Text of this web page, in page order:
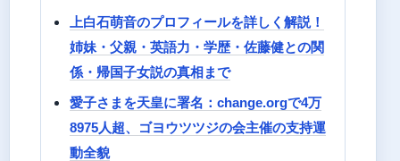
上白石萌音のプロフィールを詳しく解説！
姉妹・父親・英語力・学歴・佐藤健との関
係・帰国子女説の真相まで
愛子さまを天皇に署名：change.orgで4万
8975人超、ゴヨウツツジの会主催の支持運
動全貌